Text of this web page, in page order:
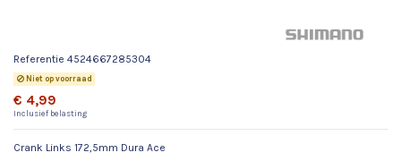
Referentie 4524667285304
Niet op voorraad
€ 4,99
Inclusief belasting
Crank Links 172,5mm Dura Ace